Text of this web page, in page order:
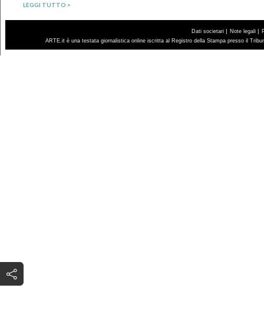
LEGGI TUTTO >
Dati societari | Note legali |
ARTE.it è una testata giornalistica online iscritta al Registro della Stampa presso il